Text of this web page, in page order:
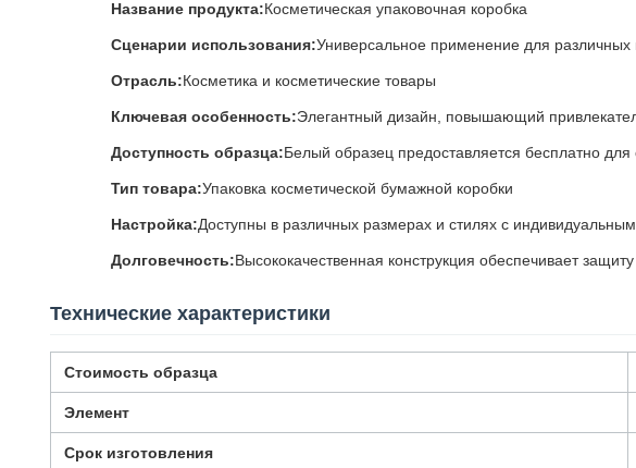
Название продукта:Косметическая упаковочная коробка
Сценарии использования:Универсальное применение для различных
Отрасль:Косметика и косметические товары
Ключевая особенность:Элегантный дизайн, повышающий
Доступность образца:Белый образец предоставляется бесплатно для
Тип товара:Упаковка косметической бумажной коробки
Настройка:Доступны в различных размерах и стилях с
Долговечность:Высококачественная конструкция обеспечивает
Технические характеристики
Стоимость образца
Элемент
Срок изготовления